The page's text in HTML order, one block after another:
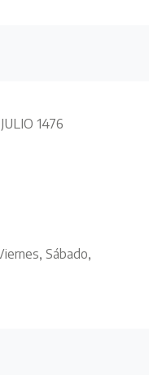
1476
Sábado,